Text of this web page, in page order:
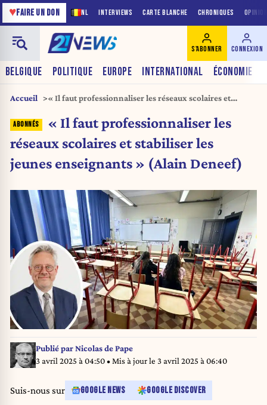
NL INTERVIEWS CARTE BLANCHE CHRONIQUES
♥FAIRE UN DON
BELGIQUE POLITIQUE EUROPE INTERNATIONAL ÉCONOMIE
S'ABONNER CONNEXION
Accueil
« Il faut professionnaliser les réseaux scolaires et
« Il faut professionnaliser les
réseaux scolaires et stabiliser les
jeunes enseignants » (Alain Deneef)
Publié parNicolas de Pape
3 avril 2025 à 04:50• Mis à jour le 3 avril 2025 à 06:40
Suis-nous sur GOOGLE NEWS GOOGLE DISCOVER